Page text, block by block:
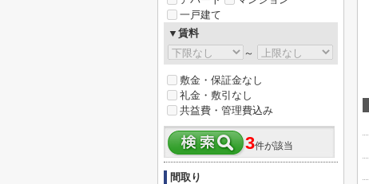
一戸建て
▼賃料
～
敷金・保証金なし
礼金・敷引なし
共益費・管理費込み
3件が該当
間取り